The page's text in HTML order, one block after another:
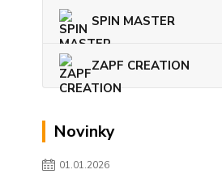
SPIN MASTER
ZAPF CREATION
Novinky
01.01.2026